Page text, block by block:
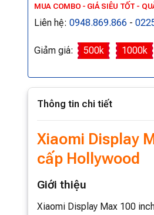
MUA COMBO - GIÁ SIÊU TỐT -
Liên hệ: 0948.869.866 -
Giảm giá: 500k 1000k
Thông tin chi tiết
Xiaomi Display
cấp Hollywood
Giới thiệu
Xiaomi Display Max 100